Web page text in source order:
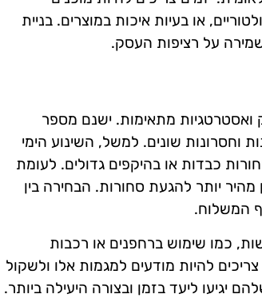
או בעיות איכות במוצרים. בניית
על רציפות העסק.
ואסטרטגיות מתאימות. ישנם מספר
וחסרונות שונים. למשל, השינוע הימי
כבדות או בהיקפים גדולים. לעומת
מהיר יותר להגעת סחורות. הבחירה בין
המשלוח.
כמו שימוש ברחפנים או רכבות
להיות מודעים למגמות אלו ולשקול
יגיעו ליעד בזמן ובצורה היעילה ביותר.